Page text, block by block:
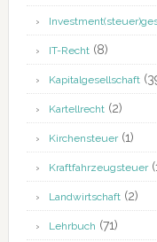
IT-Recht(8)
Kapitalgesellschaft
Kartellrecht(2)
Kirchensteuer(1)
Kraftfahrzeugsteuer
Landwirtschaft(2)
Lehrbuch (71)